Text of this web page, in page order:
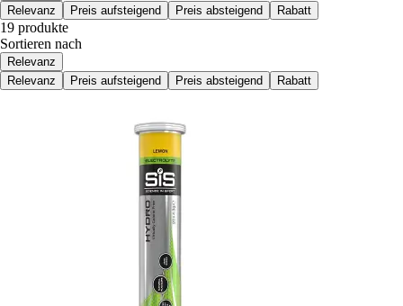
Relevanz
Preis aufsteigend Preis absteigend Rabatt
19 produkte
Sortieren nach
Relevanz
Relevanz
Preis aufsteigend Preis absteigend Rabatt